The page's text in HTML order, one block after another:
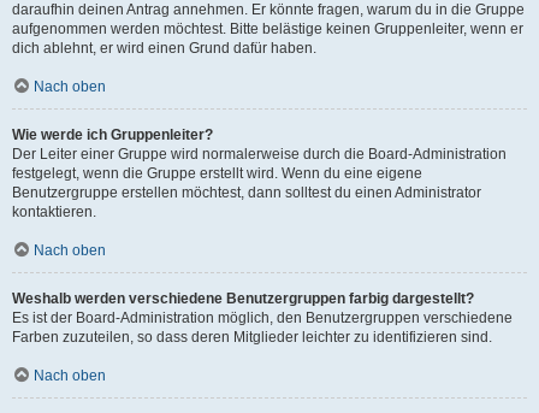
daraufhin deinen Antrag annehmen. Er könnte fragen, warum du in die Gruppe
aufgenommen werden möchtest. Bitte belästige keinen Gruppenleiter, wenn er
dich ablehnt, er wird einen Grund dafür haben.
Nach oben
Wie werde ich Gruppenleiter?
Der Leiter einer Gruppe wird normalerweise durch die Board-Administration
festgelegt, wenn die Gruppe erstellt wird. Wenn du eine eigene
Benutzergruppe erstellen möchtest, dann solltest du einen Administrator
kontaktieren.
Nach oben
Weshalb werden verschiedene Benutzergruppen farbig dargestellt?
Es ist der Board-Administration möglich, den Benutzergruppen verschiedene
Farben zuzuteilen, so dass deren Mitglieder leichter zu identifizieren sind.
Nach oben